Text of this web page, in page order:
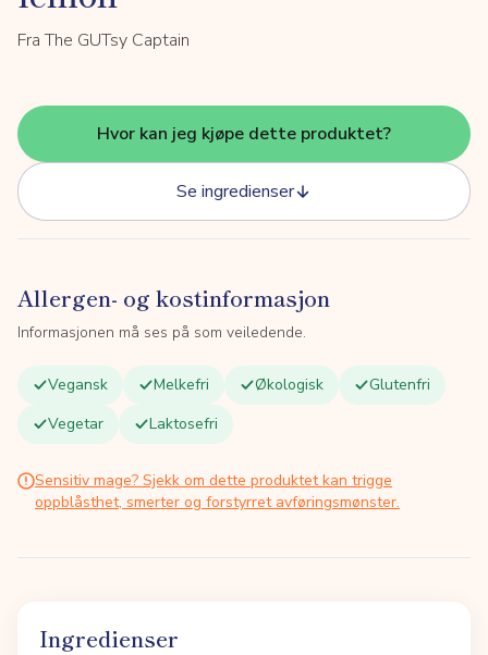
Fra The GUTsy Captain
Hvor kan jeg kjøpe dette produktet?
Se ingredienser
Allergen- og kostinformasjon
Informasjonen må ses på som veiledende.
Vegansk Melkefri Økologisk
Glutenfri
Vegetar
Laktosefri
Sensitiv mage? Sjekk om dette produktet kan trigge
oppblåsthet, smerter og forstyrret avføringsmønster.
Ingredienser